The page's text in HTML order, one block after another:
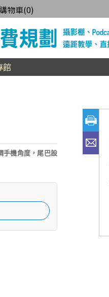
物車(0)
館
手機角度，尾巴設